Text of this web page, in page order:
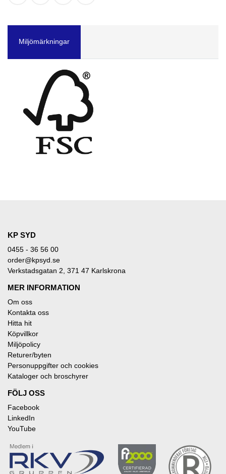
Miljömärkningar
KP SYD
0455 - 36 56 00
order@kpsyd.se
Verkstadsgatan 2, 371 47 Karlskrona
MER INFORMATION
Om oss
Kontakta oss
Hitta hit
Köpvillkor
Miljöpolicy
Returer/byten
Personuppgifter och cookies
Kataloger och broschyrer
FÖLJ OSS
Facebook
LinkedIn
YouTube